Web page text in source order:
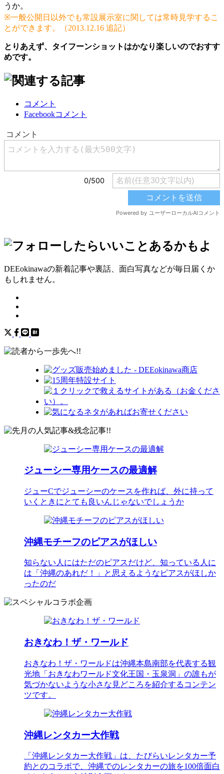
うか。
※一般公開日以外でも常設展示室に関しては常時見学するこ
とができます。（2013.12.16 追記）
とりあえず、タイフーンショットはかなり楽しいのでおすす
めです。
コメント
Facebookコメント
DEEokinawaの新着記事や裏話、面白写真などが毎日届くか
もしれません。
ジューシー専用ケースの最適解
ジューCでジューシーのケースを作れば、外に持って
いくときにとても良いんじゃないでしょうか
沖縄モチーフのピアスがほしい
知らない人にはただのピアスだけど、知っている人に
は「沖縄のあれだ！」と思えるようなピアスがほしか
ったのだ
おきなわ！ザ・ワールド
おきなわ！ザ・ワールドは沖縄本島南部を代表する観
光地「おきなわワールド文化王国・玉泉洞」の誰もが
気づかないような小さな見どころを紹介するコンテン
ツです。
沖縄レンタカー大作戦
「沖縄レンタカー大作戦」は、たびらいレンタカー予
約とのコラボで、沖縄でのレンタカーの旅を100倍面白